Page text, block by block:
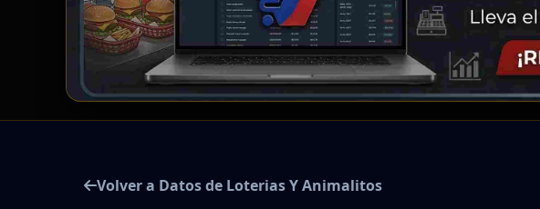
Volver a Datos de Loterias Y Animalitos